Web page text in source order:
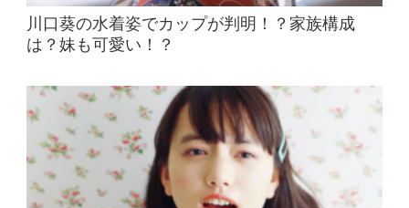
川口葵の水着姿でカップが判明！？家族構成
は？妹も可愛い！？